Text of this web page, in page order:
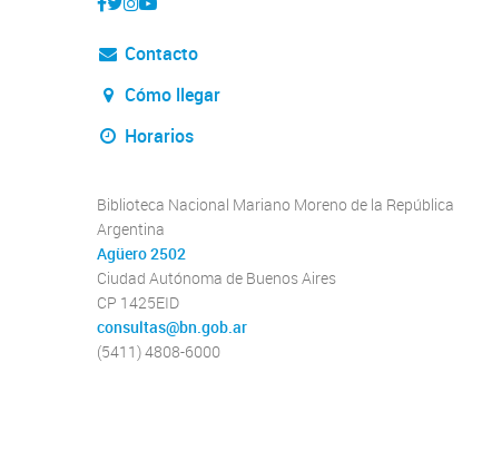
Contacto
Cómo llegar
Horarios
Biblioteca Nacional Mariano Moreno de la República
Argentina
Agüero 2502
Ciudad Autónoma de Buenos Aires
CP 1425EID
consultas@bn.gob.ar
(5411) 4808-6000